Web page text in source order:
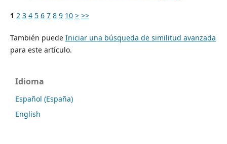
1 2 3 4 5 6 7 8 9 10 > >>
También puede Iniciar una búsqueda de similitud avanzada
para este artículo.
Idioma
Español (España)
English